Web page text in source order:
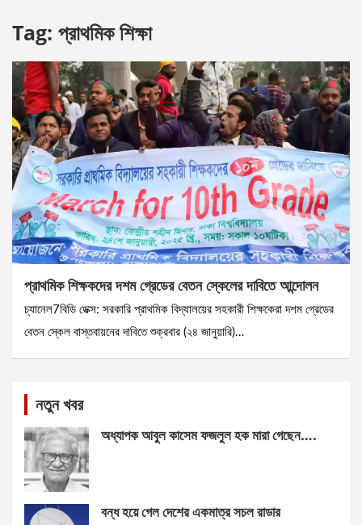
Tag: প্রাথমিক শিক্ষা
প্রাথমিক শিক্ষকদের দশম গ্রেডের বেতন স্কেলের দাবিতে আন্দোলন
চ্যানেল7বিডি ডেক্স: সরকারি প্রাথমিক বিদ্যালয়ের সহকারী শিক্ষকেরা দশম গ্রেডের
বেতন স্কেল বাস্তবায়নের দাবিতে শুক্রবার (২৪ জানুয়ারি)…
নতুন খবর
অধ্যাপক আবুল কাসেম ফজলুল হক মারা গেছেন….
বন্ধ হয়ে গেল দেশের একমাত্র সচল রাডার